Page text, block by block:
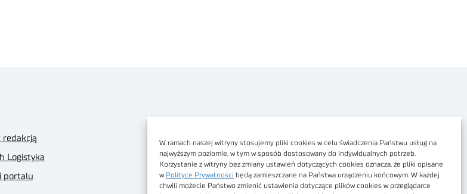
W ramach naszej witryny stosujemy pliki cookies w celu świadczenia Państwu usług na
najwyższym poziomie, w tym w sposób dostosowany do indywidualnych potrzeb.
Korzystanie z witryny bez zmiany ustawień dotyczących cookies oznacza, że pliki opisane
w Polityce Prywatności będą zamieszczane na Państwa urządzeniu końcowym. W każdej
chwili możecie Państwo zmienić ustawienia dotyczące plików cookies w przeglądarce
redakcją
Logistyka
portalu
Dostępność cyfrowa
Regulamin Portalu
Regulamin sklepu